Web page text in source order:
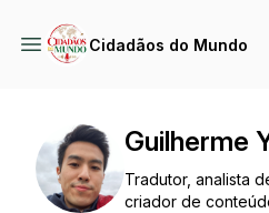
Cidadãos do Mundo
Guilherme
Tradutor, analista
criador de